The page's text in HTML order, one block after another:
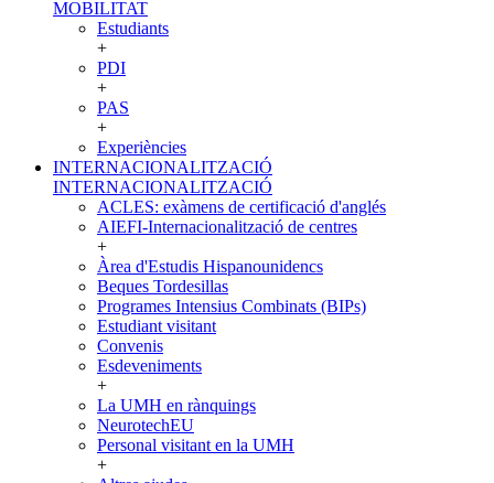
MOBILITAT
Estudiants
+
PDI
+
PAS
+
Experiències
INTERNACIONALITZACIÓ
INTERNACIONALITZACIÓ
ACLES: exàmens de certificació d'anglés
AIEFI-Internacionalització de centres
+
Àrea d'Estudis Hispanounidencs
Beques Tordesillas
Programes Intensius Combinats (BIPs)
Estudiant visitant
Convenis
Esdeveniments
+
La UMH en rànquings
NeurotechEU
Personal visitant en la UMH
+